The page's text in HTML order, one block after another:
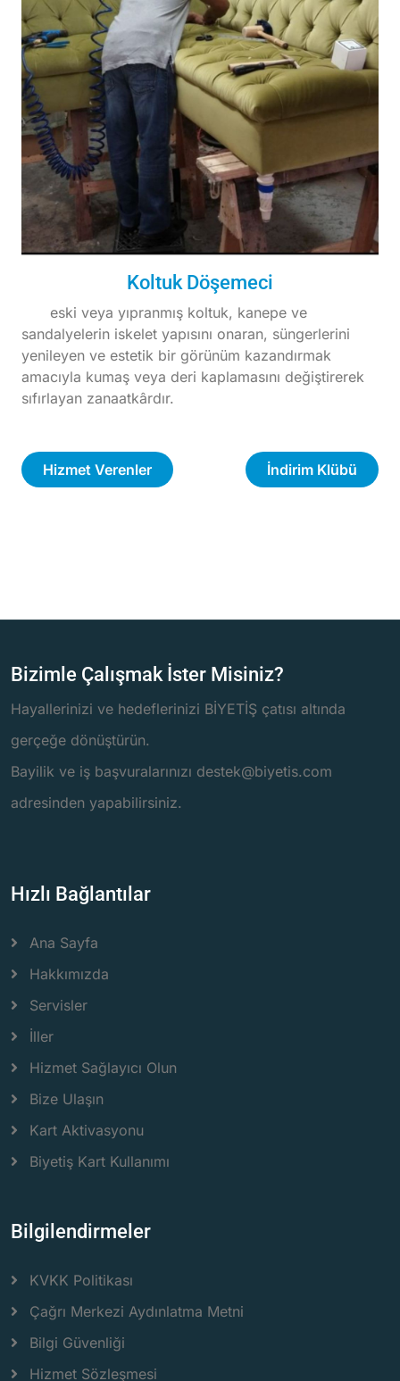
Koltuk Döşemeci
eski veya yıpranmış koltuk, kanepe ve
sandalyelerin iskelet yapısını onaran, süngerlerini
yenileyen ve estetik bir görünüm kazandırmak
amacıyla kumaş veya deri kaplamasını değiştirerek
sıfırlayan zanaatkârdır.
Hizmet Verenler İndirim Klübü
Bizimle Çalışmak İster Misiniz?
Hayallerinizi ve hedeflerinizi BİYETİŞ çatısı altında
gerçeğe dönüştürün.
Bayilik ve iş başvuralarınızı destek@biyetis.com
adresinden yapabilirsiniz.
Hızlı Bağlantılar
Ana Sayfa
Hakkımızda
Servisler
İller
Hizmet Sağlayıcı Olun
Bize Ulaşın
Kart Aktivasyonu
Biyetiş Kart Kullanımı
Bilgilendirmeler
KVKK Politikası
Çağrı Merkezi Aydınlatma Metni
Bilgi Güvenliği
Hizmet Sözleşmesi